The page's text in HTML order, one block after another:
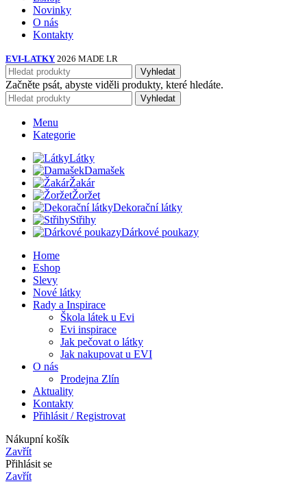
Novinky
O nás
Kontakty
EVI-LATKY 2026 MADE LR
Vyhledat
Začněte psát, abyste viděli produkty, které hledáte.
Vyhledat
Menu
Kategorie
Látky
Damašek
Žakár
Žoržet
Dekorační látky
Střihy
Dárkové poukazy
Home
Eshop
Slevy
Nové látky
Rady a Inspirace
Škola látek u Evi
Evi inspirace
Jak pečovat o látky
Jak nakupovat u EVI
O nás
Prodejna Zlín
Aktuality
Kontakty
Přihlásit / Registrovat
Nákupní košík
Zavřít
Přihlásit se
Zavřít